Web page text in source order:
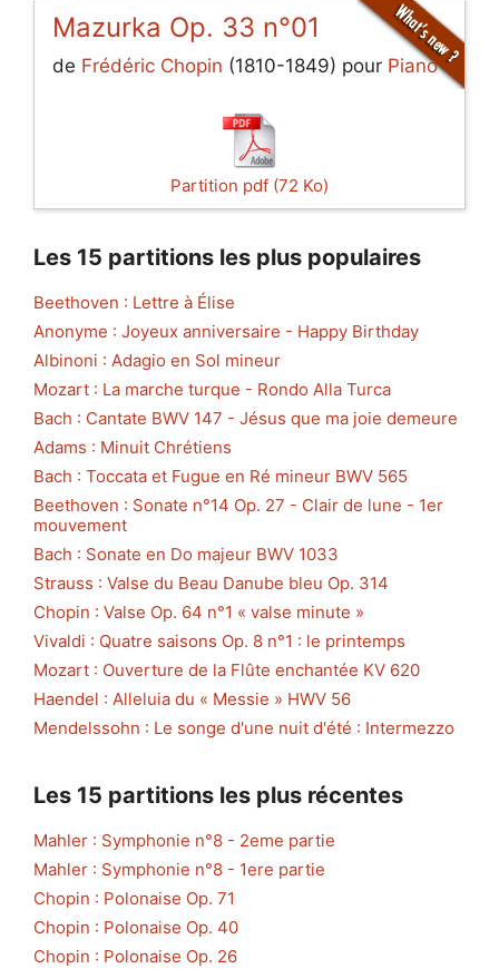
Mazurka Op. 33 n°01
de Frédéric Chopin (1810-1849) pour Piano
Partition pdf (72 Ko)
Les 15 partitions les plus populaires
Beethoven : Lettre à Élise
Anonyme : Joyeux anniversaire - Happy Birthday
Albinoni : Adagio en Sol mineur
Mozart : La marche turque - Rondo Alla Turca
Bach : Cantate BWV 147 - Jésus que ma joie demeure
Adams : Minuit Chrétiens
Bach : Toccata et Fugue en Ré mineur BWV 565
Beethoven : Sonate n°14 Op. 27 - Clair de lune - 1er
mouvement
Bach : Sonate en Do majeur BWV 1033
Strauss : Valse du Beau Danube bleu Op. 314
Chopin : Valse Op. 64 n°1 « valse minute »
Vivaldi : Quatre saisons Op. 8 n°1 : le printemps
Mozart : Ouverture de la Flûte enchantée KV 620
Haendel : Alleluia du « Messie » HWV 56
Mendelssohn : Le songe d'une nuit d'été : Intermezzo
Les 15 partitions les plus récentes
Mahler : Symphonie n°8 - 2eme partie
Mahler : Symphonie n°8 - 1ere partie
Chopin : Polonaise Op. 71
Chopin : Polonaise Op. 40
Chopin : Polonaise Op. 26